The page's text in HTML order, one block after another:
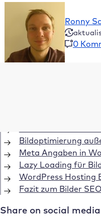
Ronny
0
Bildoptimierung
Meta Angaben in
Lazy Loading für
WordPress Hosting
Fazit zum Bilder
Share on social media